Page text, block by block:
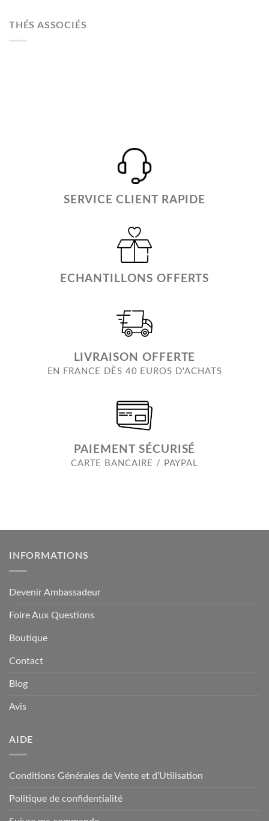
THÉS ASSOCIÉS
SERVICE CLIENT RAPIDE
ECHANTILLONS OFFERTS
LIVRAISON OFFERTE
EN FRANCE DÈS 40 EUROS D'ACHATS
PAIEMENT SÉCURISÉ
CARTE BANCAIRE / PAYPAL
INFORMATIONS
Devenir Ambassadeur
Foire Aux Questions
Boutique
Contact
Blog
Avis
AIDE
Conditions Générales de Vente et d’Utilisation
Politique de confidentialité